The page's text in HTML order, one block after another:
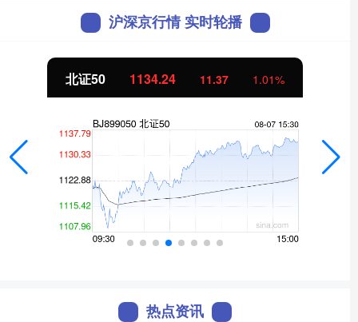
沪深京行情 实时轮播
北证50 1134.24 11.37 1.01%
热点资讯